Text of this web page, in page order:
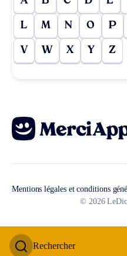
Rechercher
L M N O P
V W X Y Z
Mentions légales et conditions
© 2026